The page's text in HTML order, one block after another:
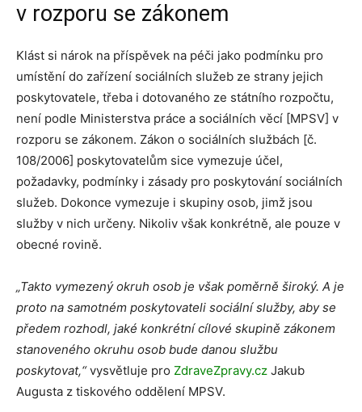
v rozporu se zákonem
Klást si nárok na příspěvek na péči jako podmínku pro
umístění do zařízení sociálních služeb ze strany jejich
poskytovatele, třeba i dotovaného ze státního rozpočtu,
není podle Ministerstva práce a sociálních věcí [MPSV] v
rozporu se zákonem. Zákon o sociálních službách [č.
108/2006] poskytovatelům sice vymezuje účel,
požadavky, podmínky i zásady pro poskytování sociálních
služeb. Dokonce vymezuje i skupiny osob, jimž jsou
služby v nich určeny. Nikoliv však konkrétně, ale pouze v
obecné rovině.
„Takto vymezený okruh osob je však poměrně široký. A je
proto na samotném poskytovateli sociální služby, aby se
předem rozhodl, jaké konkrétní cílové skupině zákonem
stanoveného okruhu osob bude danou službu
poskytovat,“vysvětluje pro ZdraveZpravy.cz Jakub
Augusta z tiskového oddělení MPSV.